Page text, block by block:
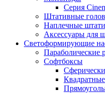
Серия
Штативные
Наплечные
Аксессуары для
Светоформирующие
Параболические
Софтбоксы